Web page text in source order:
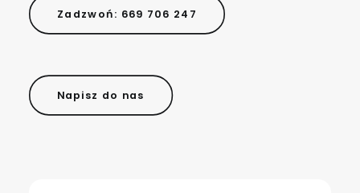
Zadzwoń: 669 706 247
Napisz do nas